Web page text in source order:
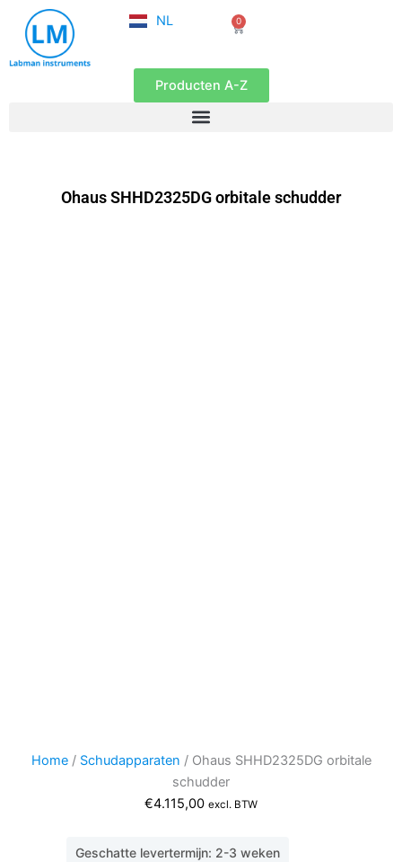
naar
NL
EN
0
Winkelwagen
Producten A-Z
Ohaus SHHD2325DG orbitale schudder
Home/ Schudapparaten / Ohaus SHHD2325DG orbitale
schudder
€4.115,00 excl. BTW
Geschatte levertermijn: 2-3 weken